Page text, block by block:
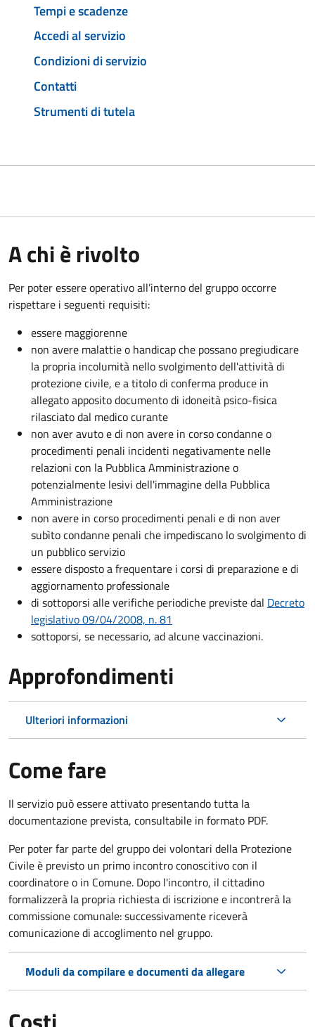
Tempi e scadenze
Accedi al servizio
Condizioni di servizio
Contatti
Strumenti di tutela
A chi è rivolto
Per poter essere operativo all’interno del gruppo occorre
rispettare i seguenti requisiti:
essere maggiorenne
non avere malattie o handicap che possano pregiudicare
la propria incolumità nello svolgimento dell'attività di
protezione civile, e a titolo di conferma produce in
allegato apposito documento di idoneità psico-fisica
rilasciato dal medico curante
non aver avuto e di non avere in corso condanne o
procedimenti penali incidenti negativamente nelle
relazioni con la Pubblica Amministrazione o
potenzialmente lesivi dell'immagine della Pubblica
Amministrazione
non avere in corso procedimenti penali e di non aver
subìto condanne penali che impediscano lo svolgimento di
un pubblico servizio
essere disposto a frequentare i corsi di preparazione e di
aggiornamento professionale
di sottoporsi alle verifiche periodiche previste dal Decreto
legislativo 09/04/2008, n. 81
sottoporsi, se necessario, ad alcune vaccinazioni.
Approfondimenti
Ulteriori informazioni
Come fare
Il servizio può essere attivato presentando tutta la
documentazione prevista, consultabile in formato PDF.
Per poter far parte del gruppo dei volontari della Protezione
Civile è previsto un primo incontro conoscitivo con il
coordinatore o in Comune. Dopo l'incontro, il cittadino
formalizzerà la propria richiesta di iscrizione e incontrerà la
commissione comunale: successivamente riceverà
comunicazione di accoglimento nel gruppo.
Moduli da compilare e documenti da allegare